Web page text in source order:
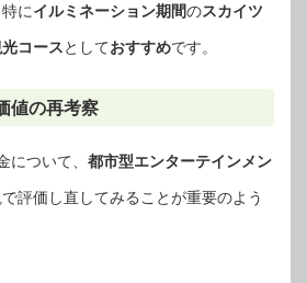
にイルミネーション期間のスカイツ
コースとしておすすめです。
値の再考察
について、 都市型エンターテインメン
評価し直してみることが重要のよう